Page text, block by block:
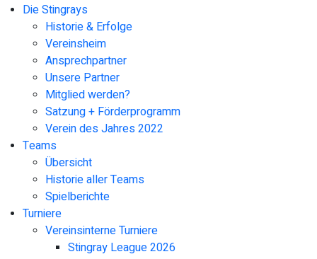
Die Stingrays
Historie & Erfolge
Vereinsheim
Ansprechpartner
Unsere Partner
Mitglied werden?
Satzung + Förderprogramm
Verein des Jahres 2022
Teams
Übersicht
Historie aller Teams
Spielberichte
Turniere
Vereinsinterne Turniere
Stingray League 2026